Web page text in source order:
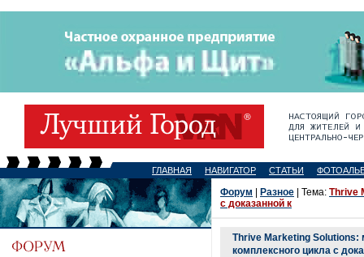
ГЛАВНАЯ НАВИГАТОР СТАТЬИ
Форум Разное | Тема: Thrive
с доказанной к
Thrive Marketing Solutions:
комплексного цикла с